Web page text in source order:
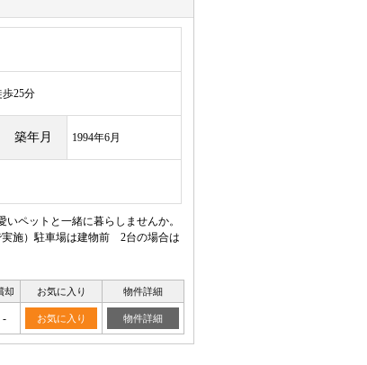
25分
築年月 1994年6月
ペットと一緒に暮らしませんか。
実施）駐車場は建物前 2台の場合は
却 お気に入り 物件詳細
- お気に入り 物件詳細